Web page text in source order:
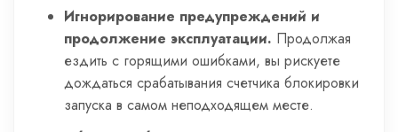
Игнорирование предупреждений и
продолжение эксплуатации. Продолжая
ездить с горящими ошибками, вы рискуете
дождаться срабатывания счетчика блокировки
запуска в самом неподходящем месте.